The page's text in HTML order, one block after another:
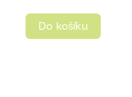
Do košíku